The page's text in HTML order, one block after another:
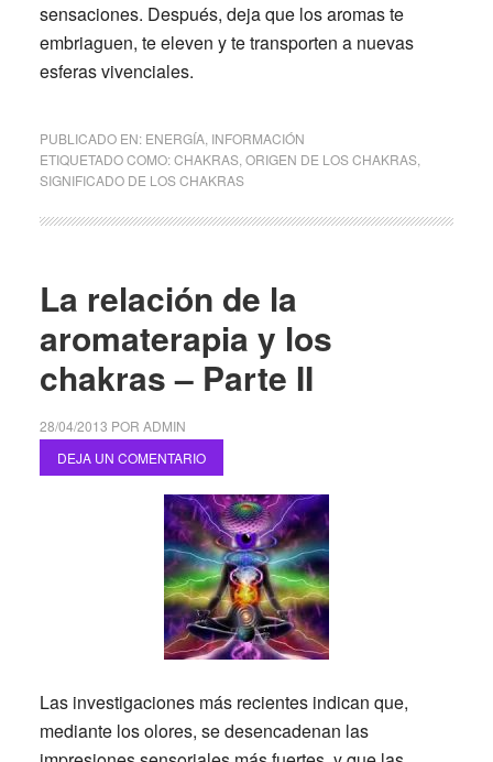
sensaciones. Después, deja que los aromas te
embriaguen, te eleven y te transporten a nuevas
esferas vivenciales.
PUBLICADO EN: ENERGÍA, INFORMACIÓN
ETIQUETADO COMO:CHAKRAS, ORIGEN DE LOS CHAKRAS,
SIGNIFICADO DE LOS CHAKRAS
La relación de la
aromaterapia y los
chakras – Parte II
28/04/2013 POR ADMIN
DEJA UN COMENTARIO
Las investigaciones más recientes indican que,
mediante los olores, se desencadenan las